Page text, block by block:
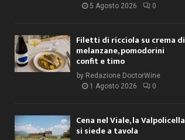
5 Agosto 2026
0
Filetti di ricciola su crema di
melanzane, pomodorini
confit e timo
by Redazione DoctorWine
1 Agosto 2026
0
Cena nel Viale, la Valpolicella
si siede a tavola